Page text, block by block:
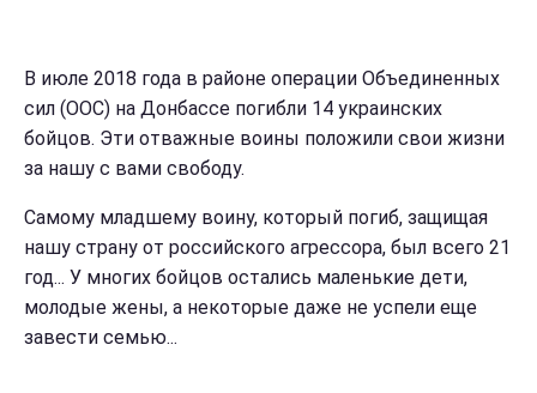
В июле 2018 года в районе операции Объединенных
сил (ООС) на Донбассе погибли 14 украинских
бойцов. Эти отважные воины положили свои жизни
за нашу с вами свободу.
Самому младшему воину, который погиб, защищая
нашу страну от российского агрессора, был всего 21
год... У многих бойцов остались маленькие дети,
молодые жены, а некоторые даже не успели еще
завести семью...